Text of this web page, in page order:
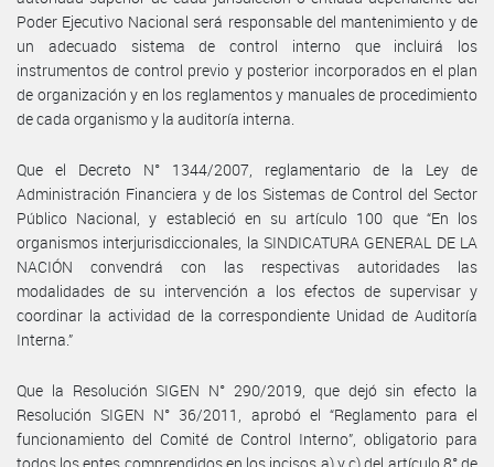
Poder Ejecutivo Nacional será responsable del mantenimiento y de
un adecuado sistema de control interno que incluirá los
instrumentos de control previo y posterior incorporados en el plan
de organización y en los reglamentos y manuales de procedimiento
de cada organismo y la auditoría interna.
Que el Decreto N° 1344/2007, reglamentario de la Ley de
Administración Financiera y de los Sistemas de Control del Sector
Público Nacional, y estableció en su artículo 100 que “En los
organismos interjurisdiccionales, la SINDICATURA GENERAL DE LA
NACIÓN convendrá con las respectivas autoridades las
modalidades de su intervención a los efectos de supervisar y
coordinar la actividad de la correspondiente Unidad de Auditoría
Interna.”
Que la Resolución SIGEN N° 290/2019, que dejó sin efecto la
Resolución SIGEN N° 36/2011, aprobó el “Reglamento para el
funcionamiento del Comité de Control Interno”, obligatorio para
todos los entes comprendidos en los incisos a) y c) del artículo 8° de